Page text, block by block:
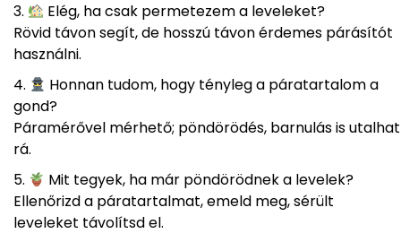
Elég, ha csak permetezem a leveleket?
Rövid távon segít, de hosszú távon érdemes párásítót
használni.
Honnan tudom, hogy tényleg a páratartalom a
gond?
Páramérővel mérhető; pöndörödés, barnulás is utalhat
rá.
Mit tegyek, ha már pöndörödnek a levelek?
Ellenőrizd a páratartalmat, emeld meg, sérült
leveleket távolítsd el.